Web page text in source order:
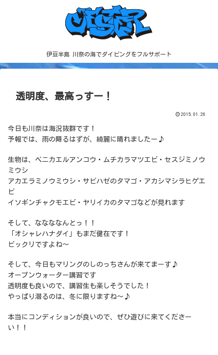
伊豆半島 川奈の海でダイビングをフルサポート
透明度、最高っすー！
2015.01.26
今日も川奈は海況抜群です！
予報では、雨の降るはずが、綺麗に晴れましたー♪
生物は、ベニカエルアンコウ・ムチカラマツエビ・セスジミノウ
ミウシ
アカエラミノウミウシ・サビハゼのタマゴ・アカシマシラヒゲエ
ビ
イソギンチャクモエビ・ヤリイカのタマゴなどが見れます
そして、ななななんとっ！！
「オシャレハナダイ」もまだ健在です！
ビックリですよね〜
そして、今日もマリングのしのっちさんが来てまーす♪
オープンウォーター講習です
透明度も良いので、講習生も楽しそうでした！
やっぱり潜るのは、冬に限りますね〜♪
本当にコンディションが良いので、ぜひ遊びに来てくださー
い！！